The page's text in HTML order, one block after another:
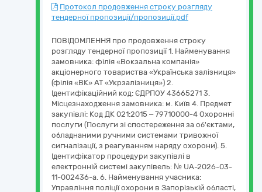
Протокол продовження строку розгляду
тендерної пропозиції/пропозиції.pdf
ПОВІДОМЛЕННЯ про продовження строку
розгляду тендерної пропозиції 1. Найменування
замовника: філія «Вокзальна компанія»
акціонерного товариства «Українська залізниця»
(філія «ВК» АТ «Укрзалізниця») 2.
Ідентифікаційний код: ЄДРПОУ 43665271 3.
Місцезнаходження замовника: м. Київ 4. Предмет
закупівлі: Код ДК 021:2015 – 79710000-4 Охоронні
послуги (Послуги зі спостереження за об'єктами,
обладнаними ручними системами тривожної
сигналізації, з реагуванням наряду охорони). 5.
Ідентифікатор процедури закупівлі в
електронній системі закупівель: № UA-2026-03-
11-002436-a. 6. Найменування учасника:
Управління поліції охорони в Запорізькій області,